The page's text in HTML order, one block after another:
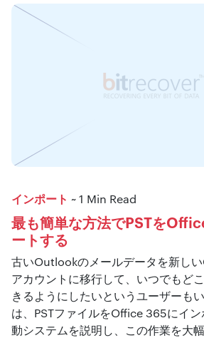
インポート ~ 1 Min Read
最も簡単な方法でPSTを
ートする
古いOutlookのメールデータを新し
アカウントに移行して、いつでもど
きるようにしたいというユーザーも
は、PSTファイルをOffice 365にイ
動システムを説明し、この作業を大